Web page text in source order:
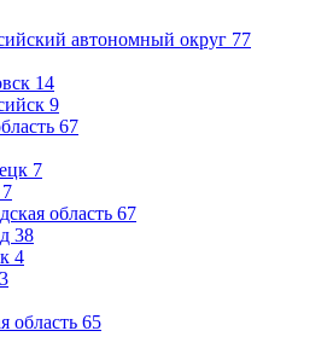
автономный округ 77
14
9
67
7
7
область 67
38
4
3
область 65